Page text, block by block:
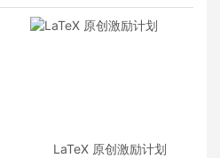
LaTeX 原创激励计划